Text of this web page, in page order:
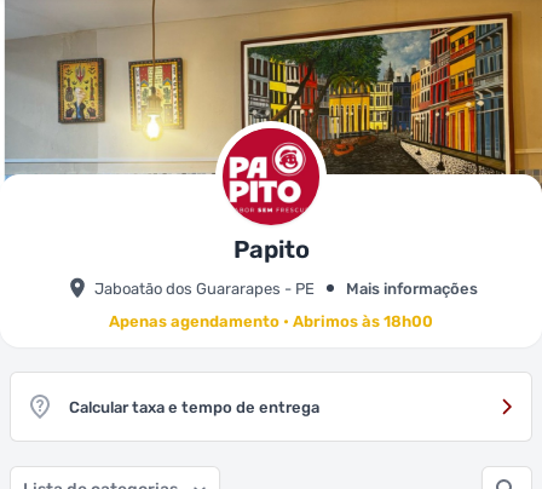
Papito
Jaboatão dos Guararapes - PE
Mais informações
Apenas agendamento • Abrimos às 18h00
Calcular taxa e tempo de entrega